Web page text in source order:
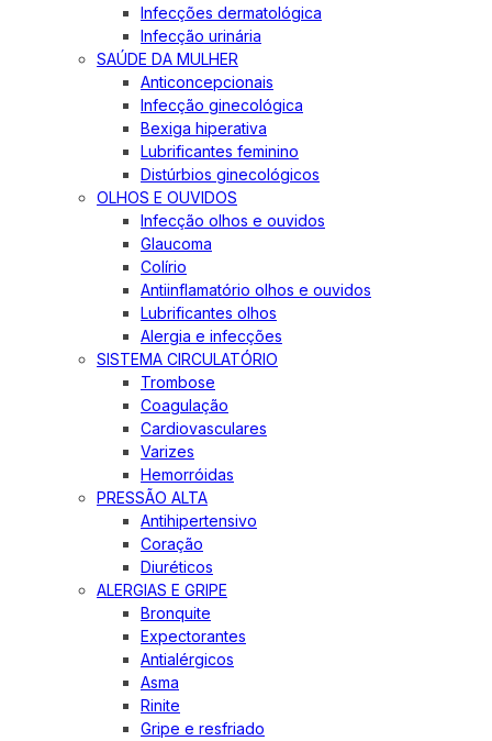
Infecções dermatológica
Infecção urinária
SAÚDE DA MULHER
Anticoncepcionais
Infecção ginecológica
Bexiga hiperativa
Lubrificantes feminino
Distúrbios ginecológicos
OLHOS E OUVIDOS
Infecção olhos e ouvidos
Glaucoma
Colírio
Antiinflamatório olhos e ouvidos
Lubrificantes olhos
Alergia e infecções
SISTEMA CIRCULATÓRIO
Trombose
Coagulação
Cardiovasculares
Varizes
Hemorróidas
PRESSÃO ALTA
Antihipertensivo
Coração
Diuréticos
ALERGIAS E GRIPE
Bronquite
Expectorantes
Antialérgicos
Asma
Rinite
Gripe e resfriado